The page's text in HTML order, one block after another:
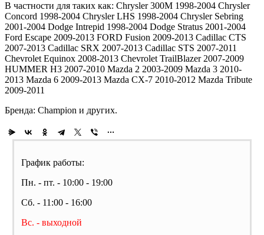
В частности для таких как: Chrysler 300M 1998-2004 Chrysler
Concord 1998-2004 Chrysler LHS 1998-2004 Chrysler Sebring
2001-2004 Dodge Intrepid 1998-2004 Dodge Stratus 2001-2004
Ford Escape 2009-2013 FORD Fusion 2009-2013 Cadillac CTS
2007-2013 Cadillac SRX 2007-2013 Cadillac STS 2007-2011
Chevrolet Equinox 2008-2013 Chevrolet TrailBlazer 2007-2009
HUMMER H3 2007-2010 Mazda 2 2003-2009 Mazda 3 2010-
2013 Mazda 6 2009-2013 Mazda CX-7 2010-2012 Mazda Tribute
2009-2011
Бренда: Champion и других.
График работы:
Пн. - пт. - 10:00 - 19:00
Сб. - 11:00 - 16:00
Вс. - выходной